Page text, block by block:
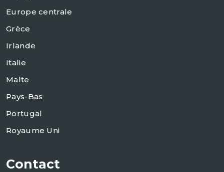
Europe centrale
Grèce
Irlande
Italie
Malte
Pays-Bas
Portugal
Royaume Uni
Contact